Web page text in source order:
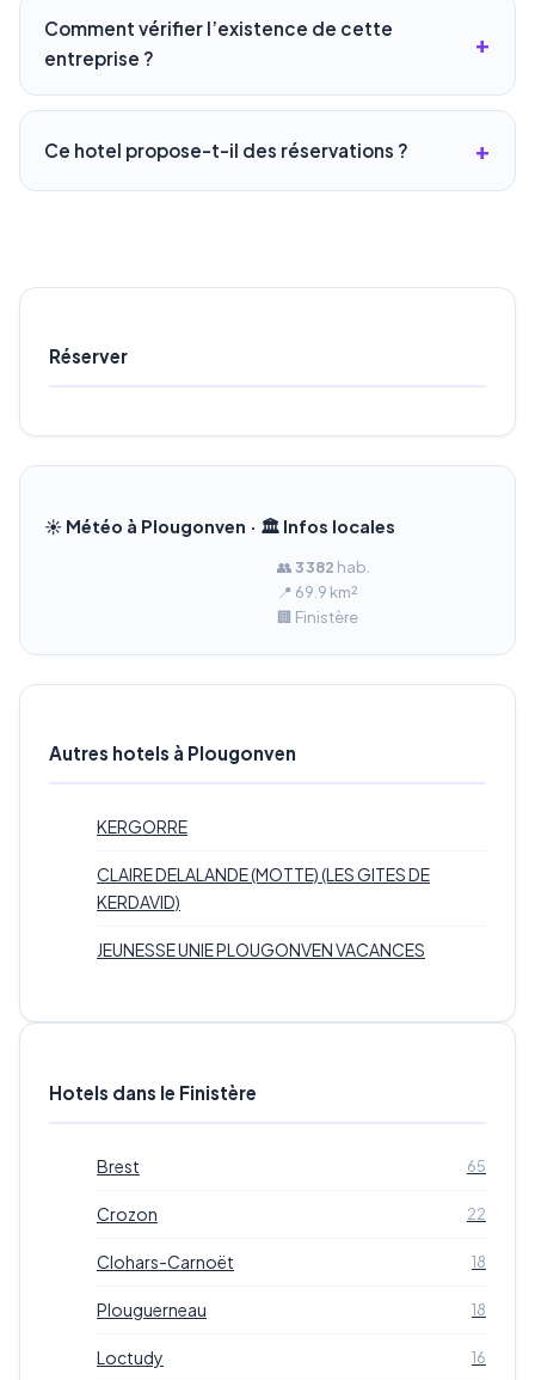
Comment vérifier l’existence de cette
entreprise ?
Ce hotel propose-t-il des réservations ?
Réserver
☀️ Météo à Plougonven · 🏛️ Infos locales
👥 3 382 hab.
📍 69.9 km²
🏢 Finistère
Autres hotels à Plougonven
KERGORRE
CLAIRE DELALANDE (MOTTE) (LES GITES DE
KERDAVID)
JEUNESSE UNIE PLOUGONVEN VACANCES
Hotels dans le Finistère
Brest 65
Crozon 22
Clohars-Carnoët 18
Plouguerneau 18
Loctudy 16